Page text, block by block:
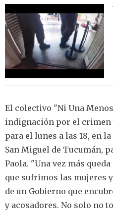
El colectivo "Ni Una
indignación por el crimen
para el lunes a las 18, en
San Miguel de Tucumán,
Paola. "Una vez más
que sufrimos las mujeres
de un Gobierno que
y acosadores. No solo no